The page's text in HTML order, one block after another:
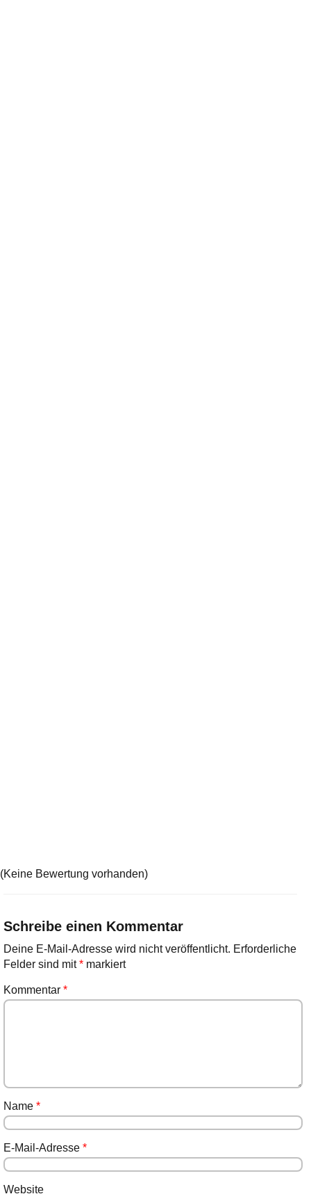
(Keine Bewertung vorhanden)
Schreibe einen Kommentar
Deine E-Mail-Adresse wird nicht veröffentlicht. Erforderliche
Felder sind mit*markiert
Kommentar *
Name *
E-Mail-Adresse *
Website